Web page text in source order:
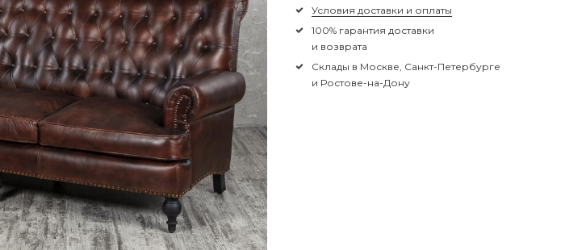
Условия доставки и оплаты
100% гарантия доставки
и возврата
Склады в Москве, Санкт-Петербурге
и Ростове-на-Дону